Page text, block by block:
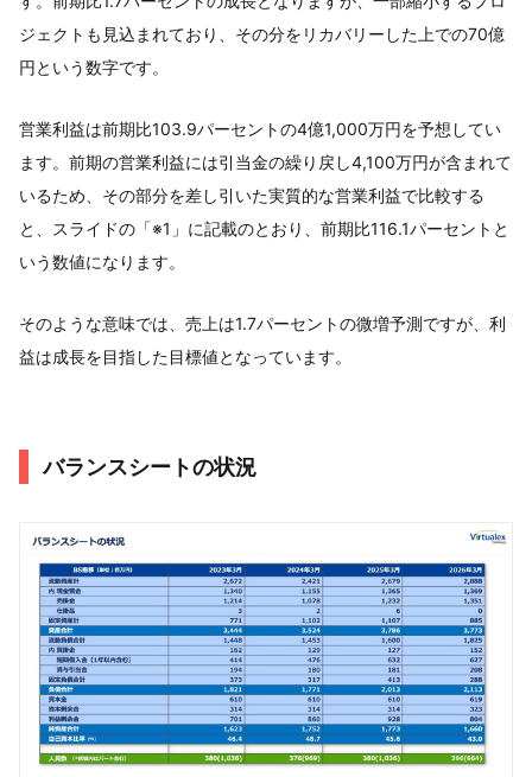
ジェクトも見込まれており、その分をリカバリーした上での70億
円という数字です。
営業利益は前期比103.9パーセントの4億1,000万円を予想してい
ます。前期の営業利益には引当金の繰り戻し4,100万円が含まれて
いるため、その部分を差し引いた実質的な営業利益で比較する
と、スライドの「※1」に記載のとおり、前期比116.1パーセントと
いう数値になります。
そのような意味では、売上は1.7パーセントの微増予測ですが、利
益は成長を目指した目標値となっています。
バランスシートの状況